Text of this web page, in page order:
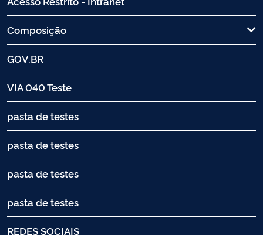
Composição
GOV.BR
VIA 040 Teste
pasta de testes
pasta de testes
pasta de testes
pasta de testes
REDES SOCIAIS